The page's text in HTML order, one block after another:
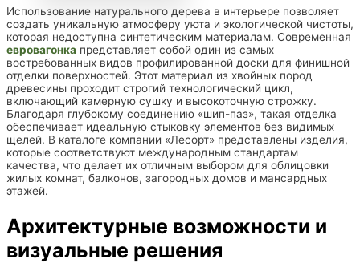
Использование натурального дерева в интерьере позволяет
создать уникальную атмосферу уюта и экологической чистоты,
которая недоступна синтетическим материалам. Современная
евровагонка представляет собой один из самых
востребованных видов профилированной доски для финишной
отделки поверхностей. Этот материал из хвойных пород
древесины проходит строгий технологический цикл,
включающий камерную сушку и высокоточную строжку.
Благодаря глубокому соединению «шип-паз», такая отделка
обеспечивает идеальную стыковку элементов без видимых
щелей. В каталоге компании «Лесорт» представлены изделия,
которые соответствуют международным стандартам
качества, что делает их отличным выбором для облицовки
жилых комнат, балконов, загородных домов и мансардных
этажей.
Архитектурные возможности и
визуальные решения